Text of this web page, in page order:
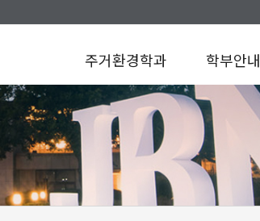
주거환경학과 학부안내